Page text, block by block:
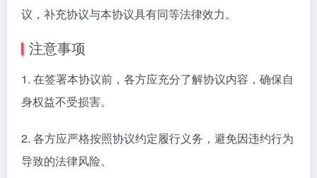
议，补充协议与本协议具有同等法律效力。
注意事项
1. 在签署本协议前，各方应充分了解协议内容，确保自
身权益不受损害。
2. 各方应严格按照协议约定履行义务，避免因违约行为
导致的法律风险。